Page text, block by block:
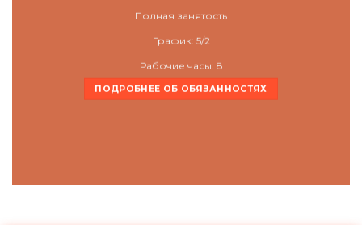
Полная занятость
График: 5/2
Рабочие часы: 8
ПОДРОБНЕЕ ОБ ОБЯЗАННОСТЯХ